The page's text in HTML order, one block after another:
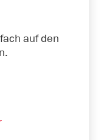
auf den